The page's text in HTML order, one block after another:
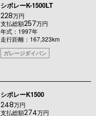
シボレーK-1500LT
228万円
支払総額257万円
年式：1997年
走行距離：167,323km
ガレージダイバン
シボレーK1500
248万円
支払総額274万円